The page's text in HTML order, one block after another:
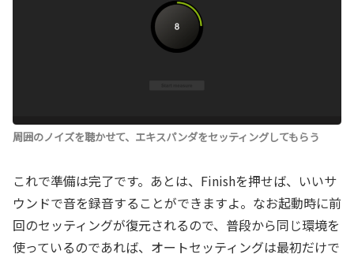
周囲のノイズを聴かせて、エキスパンダをセッティングしてもらう
これで準備は完了です。あとは、Finishを押せば、いいサ
ウンドで音を録音することができますよ。なお起動時に前
回のセッティングが復元されるので、普段から同じ環境を
使っているのであれば、オートセッティングは最初だけで